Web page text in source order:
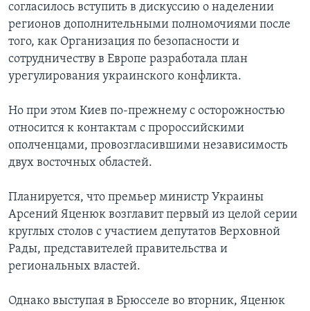
согласилось вступить в дискуссию о наделении
регионов дополнительными полномочиями после
того, как Организация по безопасности и
сотрудничеству в Европе разработала план
урегулирования украинского конфликта.
Но при этом Киев по-прежнему с осторожностью
относится к контактам с пророссийскими
ополченцами, провозгласившими независимость
двух восточных областей.
Планируется, что премьер министр Украины
Арсений Яценюк возглавит первый из целой серии
круглых столов с участием депутатов Верховной
Рады, представителей правительства и
региональных властей.
Однако выступая в Брюсселе во вторник, Яценюк